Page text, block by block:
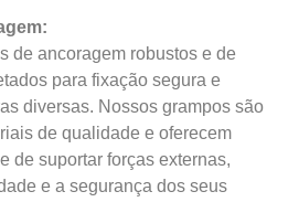
de ancoragem robustos e de
para fixação segura e
diversas. Nossos grampos são
de qualidade e oferecem
de suportar forças externas,
e a segurança dos seus